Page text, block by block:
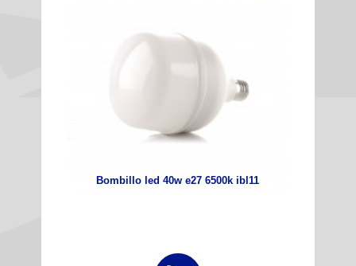
Bombillo led 40w e27 6500k ibl11